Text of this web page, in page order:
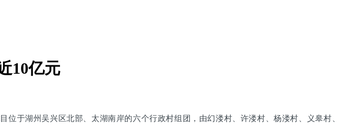
10亿元
于湖州吴兴区北部、太湖南岸的六个行政村组团，由幻溇村、许溇村、杨溇村、义皋村、